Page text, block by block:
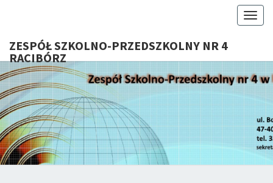
ZESPÓŁ SZKOLNO-PRZEDSZKOLNY NR 4
RACIBÓRZ
Serdecznie
Witamy Na
Stronie
Internetowej
ZSP Nr 4 W
Raciborzu